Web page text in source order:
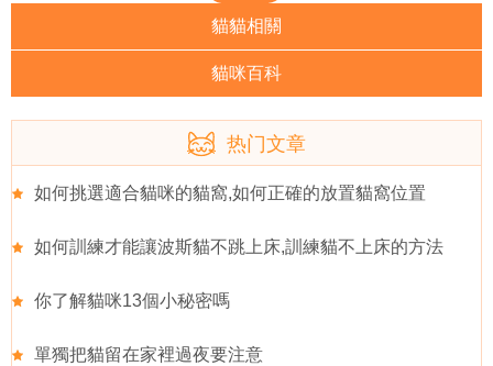
貓貓相關
貓咪百科
热门文章
如何挑選適合貓咪的貓窩,如何正確的放置貓窩位置
如何訓練才能讓波斯貓不跳上床,訓練貓不上床的方法
你了解貓咪13個小秘密嗎
單獨把貓留在家裡過夜要注意